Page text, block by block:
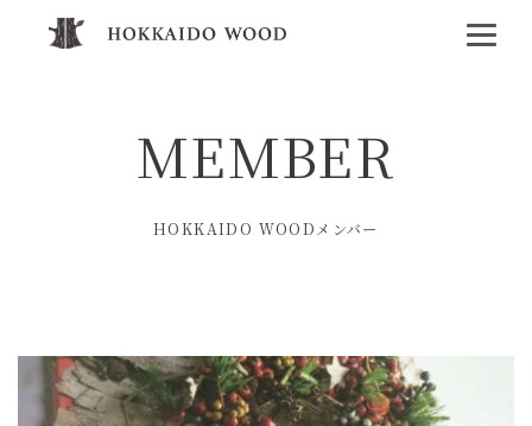
MEMBER
HOKKAIDO WOODメンバー